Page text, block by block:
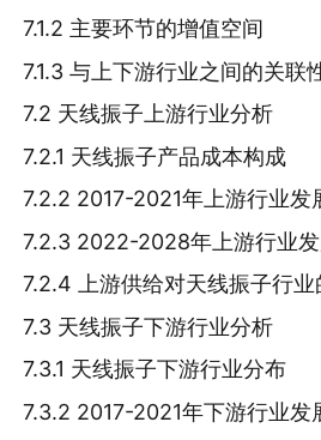
7.1.2 主要环节的增值空间
7.1.3 与上下游行业之间的关联
7.2 天线振子上游行业分析
7.2.1 天线振子产品成本构成
7.2.2 2017-2021年上游行业发
7.2.3 2022-2028年上游行业
7.2.4 上游供给对天线振子行业
7.3 天线振子下游行业分析
7.3.1 天线振子下游行业分布
7.3.2 2017-2021年下游行业发